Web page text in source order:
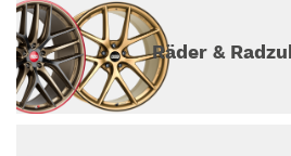
Räder &